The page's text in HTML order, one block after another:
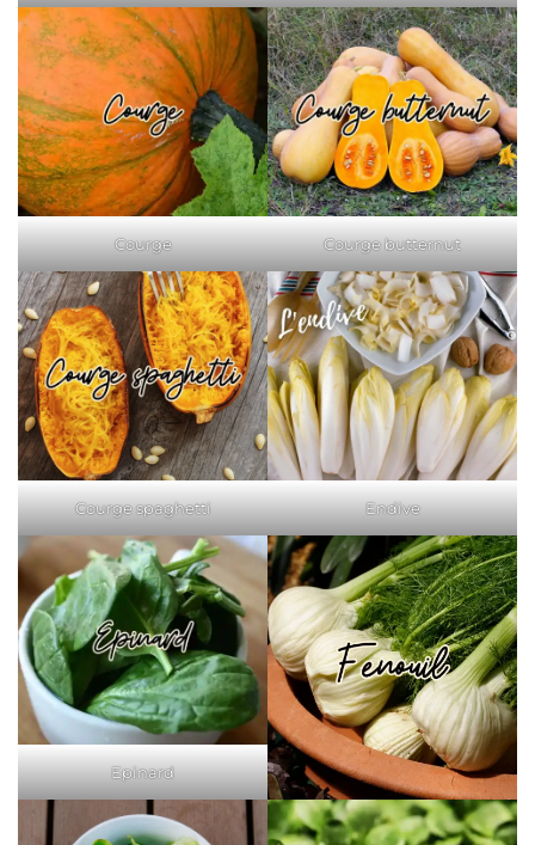
Courge Courge butternut
Courge spaghetti Endive
Epinard